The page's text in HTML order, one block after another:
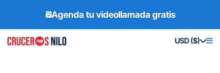
Agenda tu videollamada gratis
USD ($)